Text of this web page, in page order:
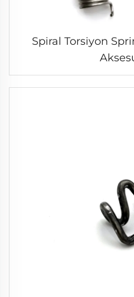
Spiral Torsiyon